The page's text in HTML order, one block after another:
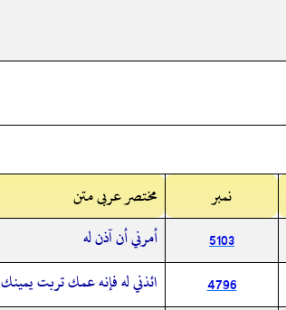
نمبر
مختصر عربی متن
5103
أمرني أن آذن له
4796
ائذني له فإنه عمك تربت يمينك